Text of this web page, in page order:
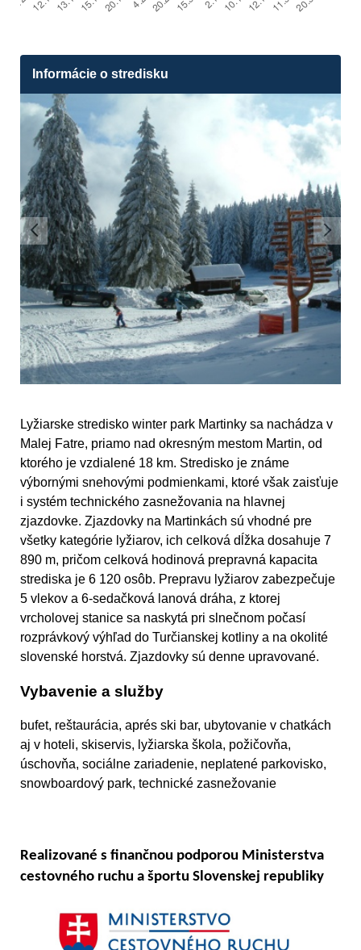
Informácie o stredisku
Lyžiarske stredisko winter park Martinky sa nachádza v
Malej Fatre, priamo nad okresným mestom Martin, od
ktorého je vzdialené 18 km. Stredisko je známe
výbornými snehovými podmienkami, ktoré však zaisťuje
i systém technického zasnežovania na hlavnej
zjazdovke. Zjazdovky na Martinkách sú vhodné pre
všetky kategórie lyžiarov, ich celková dĺžka dosahuje 7
890 m, pričom celková hodinová prepravná kapacita
strediska je 6 120 osôb. Prepravu lyžiarov zabezpečuje
5 vlekov a 6-sedačková lanová dráha, z ktorej
vrcholovej stanice sa naskytá pri slnečnom počasí
rozprávkový výhľad do Turčianskej kotliny a na okolité
slovenské horstvá. Zjazdovky sú denne upravované.
Vybavenie a služby
bufet, reštaurácia, aprés ski bar, ubytovanie v chatkách
aj v hoteli, skiservis, lyžiarska škola, požičovňa,
úschovňa, sociálne zariadenie, neplatené parkovisko,
snowboardový park, technické zasnežovanie
Realizované s finančnou podporou Ministerstva
cestovného ruchu a športu Slovenskej republiky